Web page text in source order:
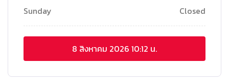
Sunday Closed
8 สิงหาคม 2026 10:12 น.